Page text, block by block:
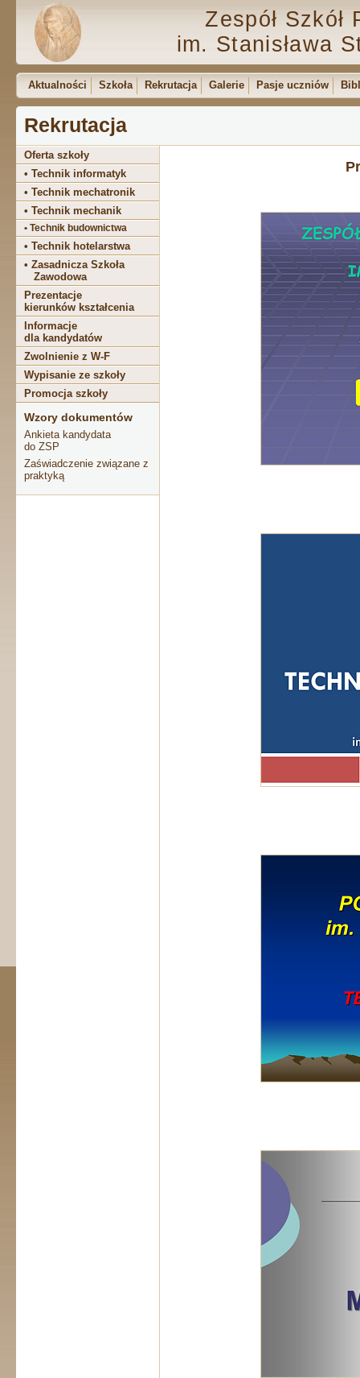
Zespół
im. Stanisława
Aktualności Szkoła Rekrutacja Galerie Pasje uczniów
Rekrutacja
Oferta szkoły
• Technik informatyk
• Technik mechatronik
• Technik mechanik
• Technik budownictwa
• Technik hotelarstwa
• Zasadnicza Szkoła
Zawodowa
Prezentacje
kierunków kształcenia
Informacje
dla kandydatów
Zwolnienie z W-F
Wypisanie ze szkoły
Promocja szkoły
Wzory dokumentów
Ankieta kandydata
do ZSP
Zaświadczenie związane z
praktyką